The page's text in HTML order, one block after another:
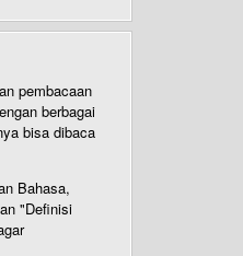
pembacaan
berbagai
bisa dibaca
Bahasa,
"Definisi